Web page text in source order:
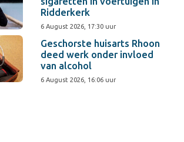
Ridderkerk
6 August 2026, 17:30 uur
Geschorste huisarts Rhoon
deed werk onder invloed
van alcohol
6 August 2026, 16:06 uur